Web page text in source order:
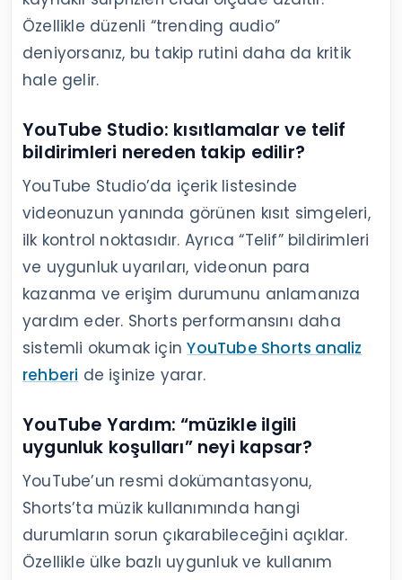
Özellikle düzenli “trending audio”
deniyorsanız, bu takip rutini daha da kritik
hale gelir.
YouTube Studio: kısıtlamalar ve telif
bildirimleri nereden takip edilir?
YouTube Studio’da içerik listesinde
videonuzun yanında görünen kısıt simgeleri,
ilk kontrol noktasıdır. Ayrıca “Telif” bildirimleri
ve uygunluk uyarıları, videonun para
kazanma ve erişim durumunu anlamanıza
yardım eder. Shorts performansını daha
sistemli okumak içinYouTube Shorts analiz
rehberi de işinize yarar.
YouTube Yardım: “müzikle ilgili
uygunluk koşulları” neyi kapsar?
YouTube’un resmi dokümantasyonu,
Shorts’ta müzik kullanımında hangi
durumların sorun çıkarabileceğini açıklar.
Özellikle ülke bazlı uygunluk ve kullanım